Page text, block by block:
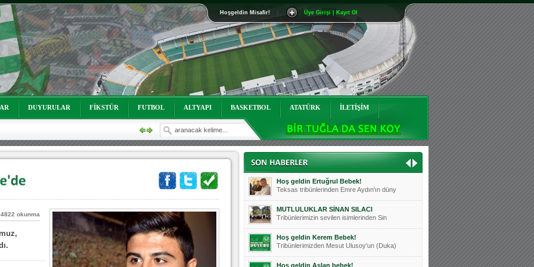
Hoşgeldin Misafir! Üye Girişi | Kayıt Ol
DUYURULAR FİKSTÜR FUTBOL ALTYAPI BASKETBOL ATATÜRK İLETİŞİM
okunma
Mutluluklar Ceyhun Tetik
Teksas tribünlerinin sevilen isimlerinde
Bursasporumuzun önü açılsın is
Teksaslı Bursasporlular Derneği Başkanı
Hoş geldin Alaz Bebek!
Teksas.org sistem yöneticisi, ekibimizin
Hoş geldin Göktuğ Bebek!
Teksas.org ekibimizden ve tribünlerimizi
Hoş geldin Kadir Kağan Bebek!
Teksas tribünlerinden Basri İleri'nin dü
Hoş geldin Ertuğrul Bebek!
Teksas tribünlerinden Emre Aydın'ın düny
MUTLULUKLAR SİNAN SILACI
Tribünlerimizin sevilen isimlerinden Sin
Hoş geldin Kerem Bebek!
Tribünlerimizden Mesut Ulusoy'un (Duka)
Hoş geldin Aslan bebek!